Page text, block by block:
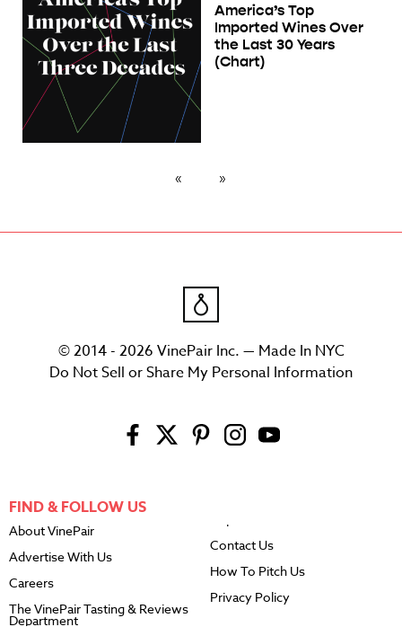
America’s Top
Imported Wines Over
the Last 30 Years
(Chart)
© 2014 - 2026 VinePair Inc. — Made In NYC
Do Not Sell or Share My Personal Information
FIND & FOLLOW US
About VinePair
Advertise With Us
Careers
The VinePair Tasting & Reviews
Department
Contact Us
How To Pitch Us
Privacy Policy